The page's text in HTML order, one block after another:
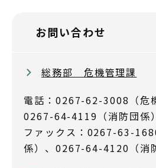
お問い合わせ
総務部 危機管理課
電話：0267-62-3008（危
0267-64-4119（消防団係）
ファックス：0267-63-
係）、0267-64-4120（消